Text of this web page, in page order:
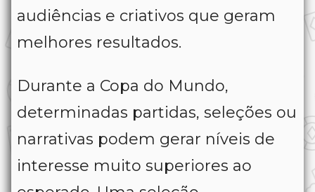
audiências e criativos que geram
melhores resultados.
Durante a Copa do Mundo,
determinadas partidas, seleções ou
narrativas podem gerar níveis de
interesse muito superiores ao